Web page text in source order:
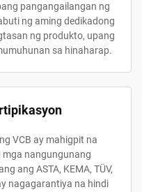
pangangailangan ng
ng aming dedikadong
ng produkto, upang
sa hinaharap.
VCB ay mahigpit na
nangungunang
ang ASTA, KEMA, TÜV,
nagagarantiya na hindi